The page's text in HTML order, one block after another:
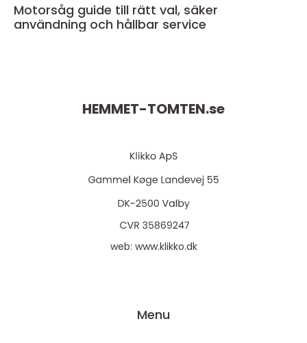
Motorsåg guide till rätt val, säker
användning och hållbar service
HEMMET-TOMTEN.se
web: www.klikko.dk
Menu